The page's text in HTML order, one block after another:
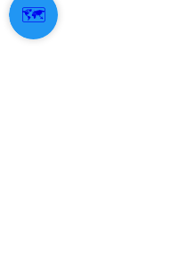
🗺️